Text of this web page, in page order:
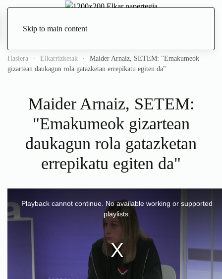
Skip to main content
Hasiera Elkarrizketak
Maider Arnaiz, SETEM: "Emakumeok
gizartean daukagun rola gatazketan errepikatu egiten da"
Maider Arnaiz, SETEM:
"Emakumeok gizartean
daukagun rola gatazketan
errepikatu egiten da"